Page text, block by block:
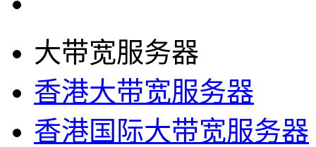
大带宽服务器
香港大带宽服务器
香港国际大带宽服务器